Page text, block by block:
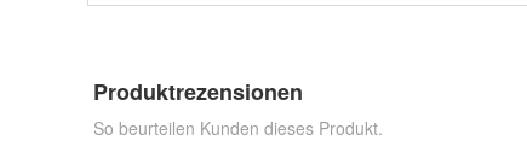
Produktrezensionen
So beurteilen Kunden dieses Produkt.